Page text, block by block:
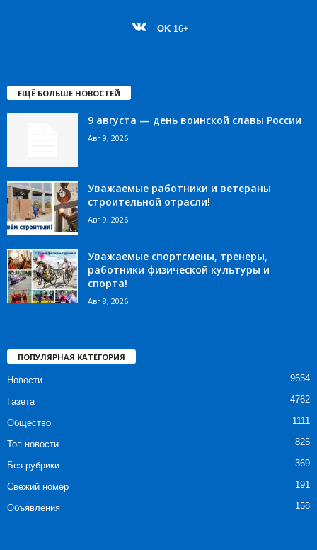
OK 16+
ЕЩЁ БОЛЬШЕ НОВОСТЕЙ
9 августа — день воинской славы России
Авг 9, 2026
Уважаемые работники и ветераны
строительной отрасли!
Авг 9, 2026
Уважаемые спортсмены, тренеры,
работники физической культуры и
спорта!
Авг 8, 2026
ПОПУЛЯРНАЯ КАТЕГОРИЯ
Новости 9654
Газета 4762
Общество 1111
Топ новости 825
Без рубрики 369
Свежий номер 191
Объявления 158